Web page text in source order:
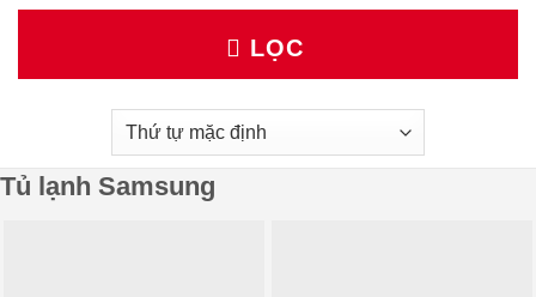
LỌC
Tủ lạnh Samsung